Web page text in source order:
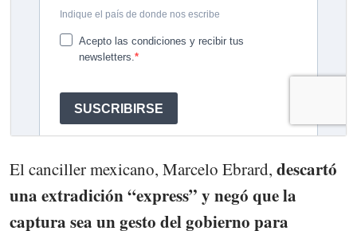
El canciller mexicano, Marcelo Ebrard, descartó
una extradición “express” y negó que la
captura sea un gesto del gobierno para